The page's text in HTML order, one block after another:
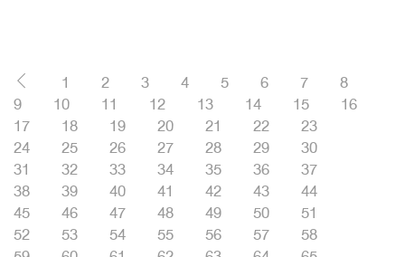
1 2 3 4 5 6 7
8
9
10 11 12 13 14 15
16
17
18 19 20 21 22
23
24
25 26 27 28 29
30
31
32 33 34 35 36
37
38
39 40 41 42 43
44
45
46 47 48 49 50
51
52
53 54 55 56 57
58